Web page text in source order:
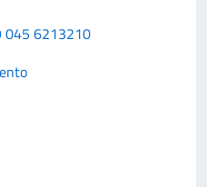
045 6213210